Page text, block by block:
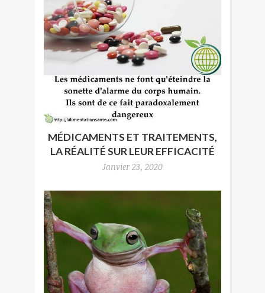
MÉDICAMENTS ET TRAITEMENTS,
LA RÉALITÉ SUR LEUR EFFICACITÉ
Janvier 23, 2020